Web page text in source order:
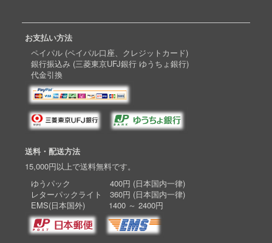
お支払い方法
ペイパル (ペイパル口座、クレジットカード)
銀行振込み (三菱東京UFJ銀行 ゆうちょ銀行)
代金引換
送料・配送方法
15,000円以上で送料無料です。
ゆうパック 400円 (日本国内一律)
レターパックライト 360円 (日本国内一律)
EMS(日本国外) 1400 ～ 2400円